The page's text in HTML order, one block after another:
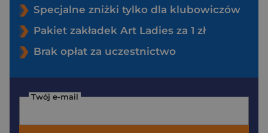
Specjalne zniżki tylko dla klubowiczów
Pakiet zakładek Art Ladies za 1 zł
Brak opłat za uczestnictwo
Twój e-mail